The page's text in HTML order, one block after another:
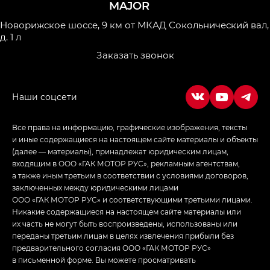
Джи Икс ПРЕМИУМ — GX PREMIUM, ЛАУНЖ —
LOUNGE
Джи Эс — GS, Джи Эль с элементы экстерьера
MAJOR
Новорижское шоссе, 9 км от МКАД Сокольнический вал,
д. 1 л
Заказать звонок
Все права на информацию, графические изображения, тексты
и иные содержащиеся на настоящем сайте материалы и объекты
(далее — материалы), принадлежат юридическим лицам,
входящим в ООО «ГАК МОТОР РУС», рекламным агентствам,
а также иным третьим в соответствии с условиями договоров,
заключенных между юридическими лицами
ООО «ГАК МОТОР РУС» и соответствующими третьими лицами.
Никакие содержащиеся на настоящем сайте материалы или
их часть не могут быть воспроизведены, использованы или
переданы третьим лицам в целях извлечения прибыли без
предварительного согласия ООО «ГАК МОТОР РУС»
в письменной форме. Вы можете просматривать